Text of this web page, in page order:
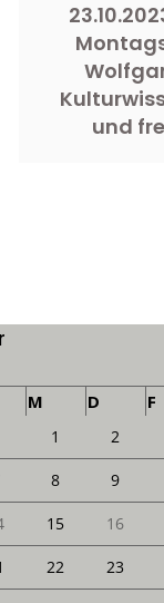
und
M D F
1 2
8 9
15 16
22 23